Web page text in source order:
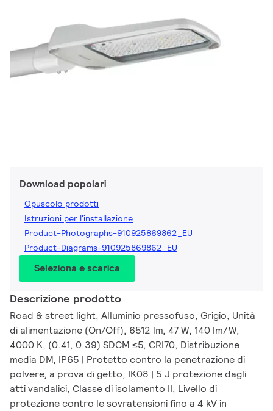
Download popolari
Opuscolo prodotti
Istruzioni per l'installazione
Product-Photographs-910925869862_EU
Product-Diagrams-910925869862_EU
Seleziona e scarica
Descrizione prodotto
Road & street light, Alluminio pressofuso, Grigio, Unità
di alimentazione (On/Off), 6512 lm, 47 W, 140 lm/W,
4000 K, (0.41, 0.39) SDCM ≤5, CRI70, Distribuzione
media DM, IP65 | Protetto contro la penetrazione di
polvere, a prova di getto, IK08 | 5 J protezione dagli
atti vandalici, Classe di isolamento II, Livello di
protezione contro le sovratensioni fino a 4 kV in